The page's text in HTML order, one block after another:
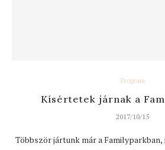
Program
Kísértetek járnak a
2017/10/15
Többször jártunk már a